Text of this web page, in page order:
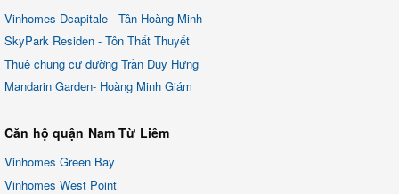
Vinhomes Dcapitale - Tân Hoàng Minh
SkyPark Residen - Tôn Thất Thuyết
Thuê chung cư đường Trần Duy Hưng
Mandarin Garden- Hoàng Minh Giám
Căn hộ quận Nam Từ Liêm
Vinhomes Green Bay
Vinhomes West Point